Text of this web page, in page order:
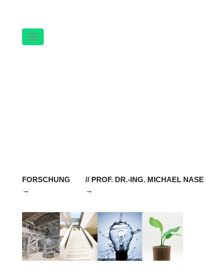
Navigation
FORSCHUNG // PROF. DR.-ING. MICHAEL NASE